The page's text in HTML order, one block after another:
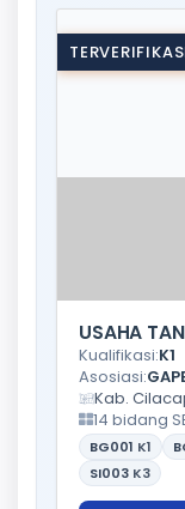
USAHA
Kualifikasi:K1
Asosiasi:
Kab.
14 bidang
BG001 K1
SI003 K3